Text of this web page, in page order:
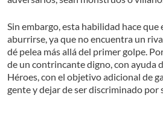
Sin embargo, esta habilidad hace que
aburrirse, ya que no encuentra un
dé pelea más allá del primer golpe.
de un contrincante digno, con ayuda
Héroes, con el objetivo adicional de
gente y dejar de ser discriminado por